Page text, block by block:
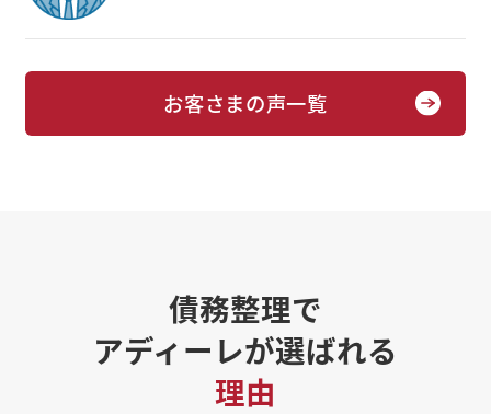
お客さまの声一覧
債務整理で
アディーレが選ばれる
理由